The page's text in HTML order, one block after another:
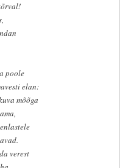
poole
elan:
mõõga
verest